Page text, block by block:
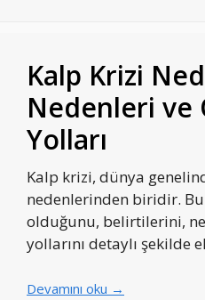
Kalp Krizi
Nedenleri ve
Yolları
Kalp krizi, dünya
nedenlerinden biridir.
olduğunu, belirtilerini,
yollarını detaylı şekilde
Devamını oku →